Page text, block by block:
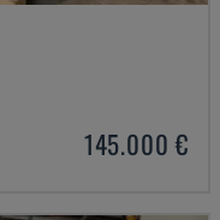
145.000 €